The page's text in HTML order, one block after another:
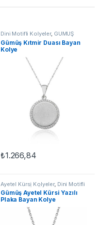
Dini Motifli Kolyeler, GÜMÜŞ
TAKI Kadın Kolyeleri Kıtmir
Duası Kolyeler,Kolye
Gümüş Kıtmir Duası Bayan
Kolye
₺1.266,84
Ayetel Kürsi Kolyeler, Dini Motifli
Kolyeler GÜMÜŞ TAKI , Kadın
Kolyeleri,Kolye
Gümüş Ayetel Kürsi Yazılı
Plaka Bayan Kolye